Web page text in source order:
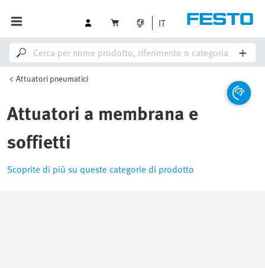
IT
Attuatori pneumatici
Attuatori a membrana e
soffietti
Scoprite di più su queste categorie di prodotto